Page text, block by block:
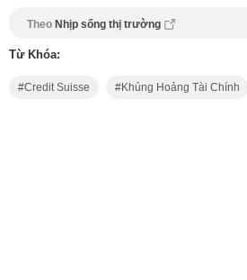
Theo Nhịp sống thị trường
Từ Khóa:
Credit Suisse Khủng Hoảng Tài Chính